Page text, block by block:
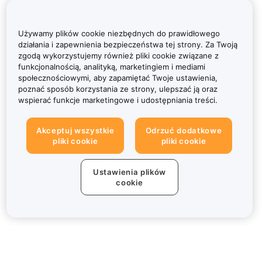
Używamy plików cookie niezbędnych do prawidłowego
działania i zapewnienia bezpieczeństwa tej strony. Za Twoją
zgodą wykorzystujemy również pliki cookie związane z
funkcjonalnością, analityką, marketingiem i mediami
społecznościowymi, aby zapamiętać Twoje ustawienia,
poznać sposób korzystania ze strony, ulepszać ją oraz
wspierać funkcje marketingowe i udostępniania treści.
Akceptuj wszystkie
pliki cookie
Odrzuć dodatkowe
pliki cookie
Ustawienia plików
cookie